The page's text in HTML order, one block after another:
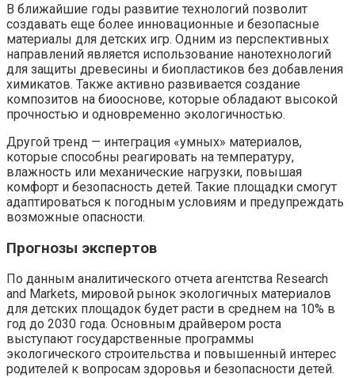
В ближайшие годы развитие технологий позволит
создавать еще более инновационные и безопасные
материалы для детских игр. Одним из перспективных
направлений является использование нанотехнологий
для защиты древесины и биопластиков без добавления
химикатов. Также активно развивается создание
композитов на биооснове, которые обладают высокой
прочностью и одновременно экологичностью.
Другой тренд — интеграция «умных» материалов,
которые способны реагировать на температуру,
влажность или механические нагрузки, повышая
комфорт и безопасность детей. Такие площадки смогут
адаптироваться к погодным условиям и предупреждать
возможные опасности.
Прогнозы экспертов
По данным аналитического отчета агентства Research
and Markets, мировой рынок экологичных материалов
для детских площадок будет расти в среднем на 10% в
год до 2030 года. Основным драйвером роста
выступают государственные программы
экологического строительства и повышенный интерес
родителей к вопросам здоровья и безопасности детей.